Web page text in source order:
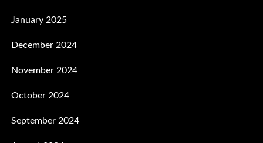
January 2025
December 2024
November 2024
October 2024
September 2024